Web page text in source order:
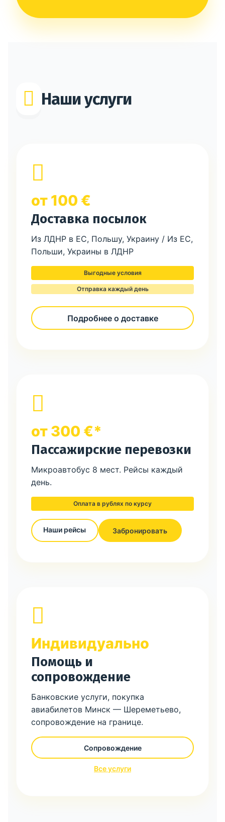
Наши услуги
от 100 €
Доставка посылок
Из ЛДНР в ЕС, Польшу, Украину / Из ЕС,
Польши, Украины в ЛДНР
Выгодные условия
Отправка каждый день
Подробнее о доставке
от 300 €*
Пассажирские перевозки
Микроавтобус 8 мест. Рейсы каждый
день.
Оплата в рублях по курсу
Наши рейсы Забронировать
Индивидуально
Помощь и
сопровождение
Банковские услуги, покупка
авиабилетов Минск — Шереметьево,
сопровождение на границе.
Сопровождение
Все услуги